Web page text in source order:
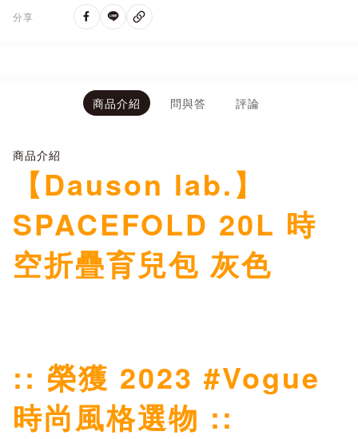
分享
商品介紹 問與答 評論
商品介紹
【Dauson lab.】
SPACEFOLD 20L 時
空折疊育兒包 灰色
:: 榮獲 2023 #Vogue
時尚風格選物 ::